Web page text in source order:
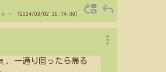
ィ - （2024/03/02 20:14:09） move_up reply
、一通り回ったら帰る
more_vert